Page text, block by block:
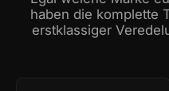
haben die komplette
erstklassiger